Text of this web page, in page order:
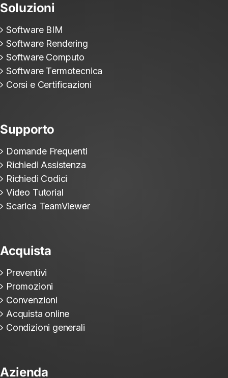
Soluzioni
Software BIM
Software Rendering
Software Computo
Software Termotecnica
Corsi e Certificazioni
Supporto
Domande Frequenti
Richiedi Assistenza
Richiedi Codici
Video Tutorial
Scarica TeamViewer
Acquista
Preventivi
Promozioni
Convenzioni
Acquista online
Condizioni generali
Azienda